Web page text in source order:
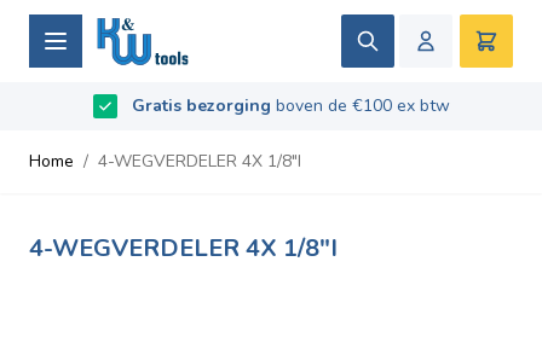
Ga naar de inhoud
Zoek
Gratis bezorging boven de €100 ex btw
Beoordeeld met9.5/10- Gebaseerd op 669 recensies
Home / 4-WEGVERDELER 4X 1/8"I
4-WEGVERDELER 4X 1/8"I